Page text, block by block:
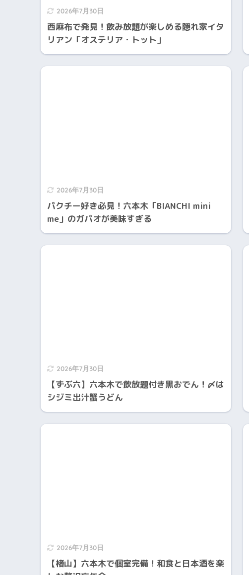
2026年7月30日
西麻布で発見！飲み放題が楽しめる隠れ家イタ
リアン「オステリア・トット」
2026年7月30日
パクチー好き必見！六本木「BIANCHI mini
me」のガパオが美味すぎる
2026年7月30日
【ずぶ六】六本木で飲放題付き黒おでん！〆は
シジミ出汁蟹うどん
2026年7月30日
【楮山】六本木で個室完備！和食と日本酒を楽